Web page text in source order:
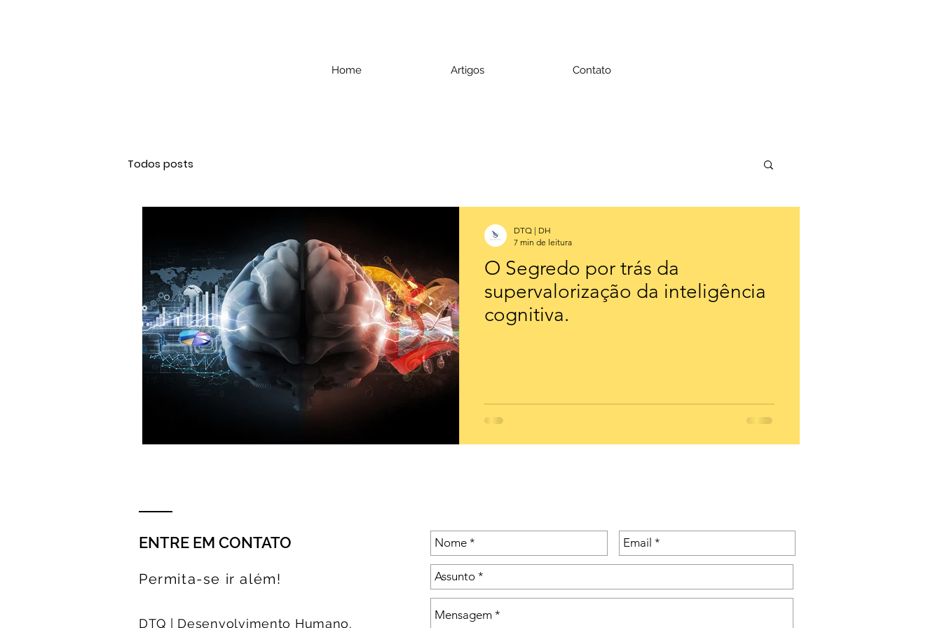
Home Artigos Contato
Todos posts
O Segredo por trás da
supervalorização da inteligência
cognitiva.
DTQ | DH
7 min de leitura
ENTRE EM CONTATO
Permita-se ir além!
DTQ | Desenvolvimento Humano.